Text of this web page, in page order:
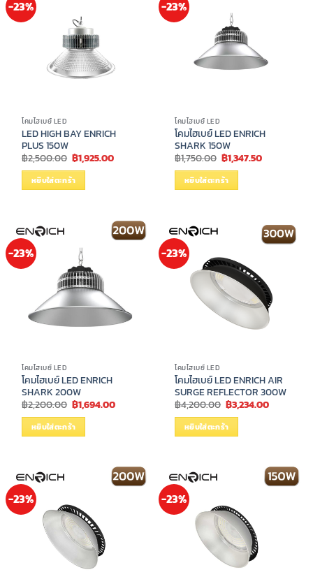
-23%
โคมไฮเบย์ LED
LED HIGH BAY ENRICH
PLUS 150W
฿2,500.00 Original
price
was:
฿2,500.00.
฿1,925.00Current
หยิบใส่ตะกร้า
-23%
โคมไฮเบย์ LED
โคมไฮเบย์ LED ENRICH
SHARK 150W
฿1,750.00 Original
price
was:
฿1,750.00.
฿1,347.50Current
หยิบใส่ตะกร้า
-23%
โคมไฮเบย์ LED
โคมไฮเบย์ LED ENRICH
SHARK 200W
฿2,200.00 Original
price
was:
฿2,200.00.
฿1,694.00Current
หยิบใส่ตะกร้า
-23%
โคมไฮเบย์ LED
โคมไฮเบย์ LED ENRICH AIR
SURGE REFLECTOR 300W
฿4,200.00 Original
price
was:
฿4,200.00.
฿3,234.00Current
หยิบใส่ตะกร้า
-23% -23%